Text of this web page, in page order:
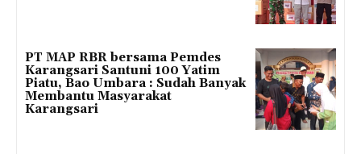
PT MAP RBR bersama Pemdes
Karangsari Santuni 100 Yatim
Piatu, Bao Umbara : Sudah Banyak
Membantu Masyarakat
Karangsari